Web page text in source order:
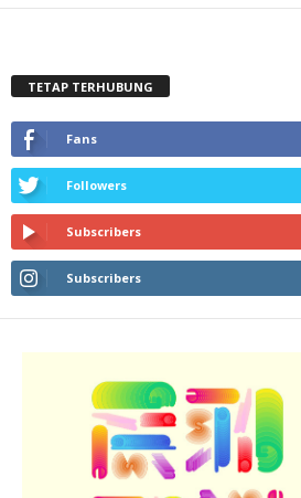
TETAP TERHUBUNG
Fans
Followers
Subscribers
Subscribers